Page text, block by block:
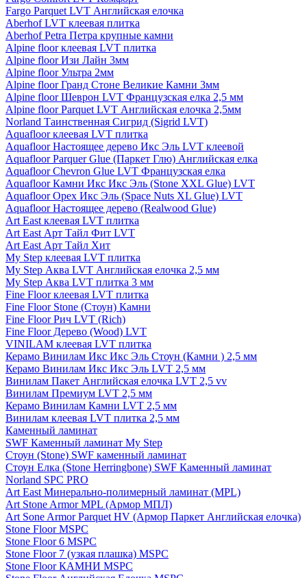
Fargo Parquet LVT Английская елочка
Aberhof LVT клеевая плитка
Aberhof Petra Петра крупные камни
Alpine floor клеевая LVT плитка
Alpine floor Изи Лайн 3мм
Alpine floor Ультра 2мм
Alpine floor Гранд Стоне Великие Камни 3мм
Alpine floor Шеврон LVT Французская елка 2,5 мм
Alpine floor Parquet LVT Английская елочка 2,5мм
Norland Таинственная Сигрид (Sigrid LVT)
Aquafloor клеевая LVT плитка
Aquafloor Настоящее дерево Икс Эль LVT клеевой
Aquafloor Parquer Glue (Паркет Глю) Английская елка
Aquafloor Chevron Glue LVT Французская елка
Aquafloor Камни Икс Икс Эль (Stone XXL Glue) LVT
Aquafloor Орех Икс Эль (Space Nuts XL Glue) LVT
Aquafloor Настоящее дерево (Realwood Glue)
Art East клеевая LVT плитка
Art East Арт Тайл Фит LVT
Art East Арт Тайл Хит
My Step клеевая LVT плитка
My Step Аква LVT Английская елочка 2,5 мм
My Step Аква LVT плитка 3 мм
Fine Floor клеевая LVT плитка
Fine Floor Stone (Стоун) Камни
Fine Floor Рич LVT (Rich)
Fine Floor Дерево (Wood) LVT
VINILAM клеевая LVT плитка
Керамо Винилам Икс Икс Эль Стоун (Камни ) 2,5 мм
Керамо Винилам Икс Икс Эль LVT 2,5 мм
Винилам Пакет Английская елочка LVT 2,5 vv
Винилам Премиум LVT 2,5 мм
Керамо Винилам Камни LVT 2,5 мм
Винилам клеевая LVT плитка 2,5 мм
Каменный ламинат
SWF Каменный ламинат My Step
Стоун (Stone) SWF каменный ламинат
Стоун Елка (Stone Herringbone) SWF Каменный ламинат
Norland SPC PRO
Art East Минерально-полимерный ламинат (MPL)
Art Stone Armor MPL (Армор МПЛ)
Art Sone Armor Parquet HV (Армор Паркет Английская елочка)
Stone Floor MSPC
Stone Floor 6 MSPC
Stone Floor 7 (узкая плашка) MSPC
Stone Floor КАМНИ MSPC